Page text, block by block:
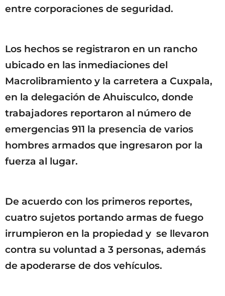
entre corporaciones de seguridad.
Los hechos se registraron en un rancho
ubicado en las inmediaciones del
Macrolibramiento y la carretera a Cuxpala,
en la delegación de Ahuisculco, donde
trabajadores reportaron al número de
emergencias 911 la presencia de varios
hombres armados que ingresaron por la
fuerza al lugar.
De acuerdo con los primeros reportes,
cuatro sujetos portando armas de fuego
irrumpieron en la propiedad y se llevaron
contra su voluntad a 3 personas, además
de apoderarse de dos vehículos.